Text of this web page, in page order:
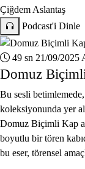
Çiğdem Aslantaş
Podcast'i Dinle
49 sn 21/09/2025
Domuz
Bu sesli
koleksiyonunda yer
Domuz Biçimli Kap
boyutlu bir tören
bu eser, törensel